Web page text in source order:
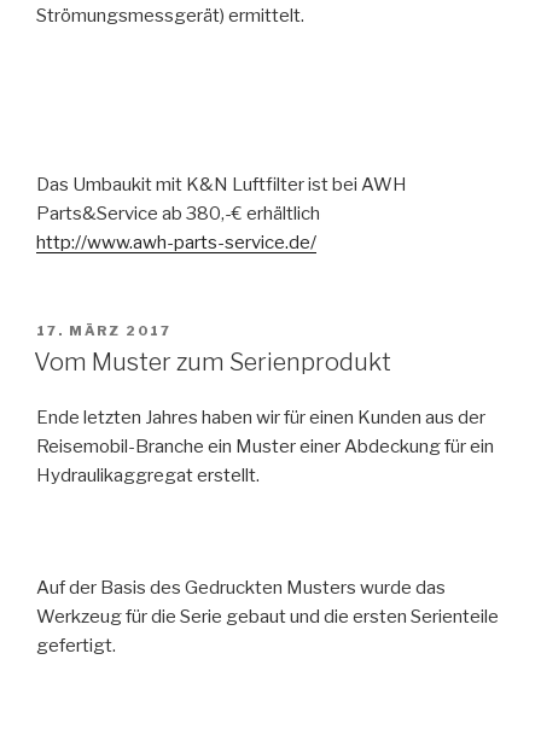
Strömungsmessgerät) ermittelt.
Das Umbaukit mit K&N Luftfilter ist bei AWH
Parts&Service ab 380,-€ erhältlich
http://www.awh-parts-service.de/
VERÖFFENTLICHT
AM
17. MÄRZ 2017
Vom Muster zum Serienprodukt
Ende letzten Jahres haben wir für einen Kunden aus der
Reisemobil-Branche ein Muster einer Abdeckung für ein
Hydraulikaggregat erstellt.
Auf der Basis des Gedruckten Musters wurde das
Werkzeug für die Serie gebaut und die ersten Serienteile
gefertigt.